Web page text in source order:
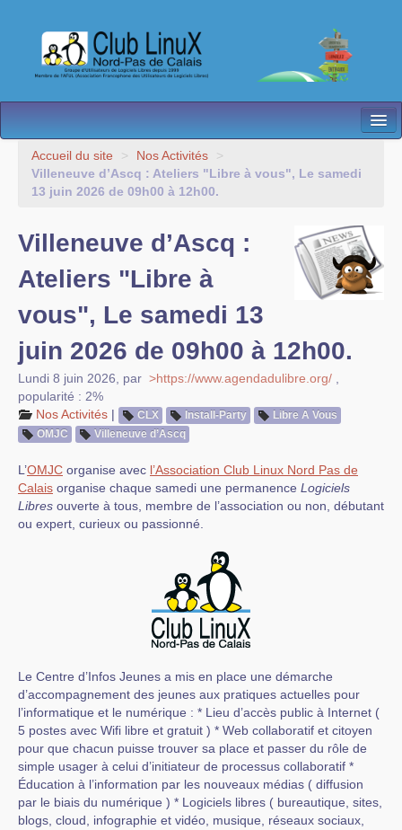
L’Association
Nos Activités
Espace membres
Accueil du site > Nos Activités
>
Villeneuve d’Ascq : Ateliers "Libre à vous", Le samedi
13 juin 2026 de 09h00 à 12h00.
Villeneuve d’Ascq :
Ateliers "Libre à
vous", Le samedi 13
juin 2026 de 09h00 à 12h00.
Lundi 8 juin 2026 par >https://www.agendadulibre.org/
popularité : 2%
Nos Activités | CLX Install-Party
Libre A Vous
OMJC
Villeneuve d’Ascq
L’OMJC organise avec l’Association Club Linux Nord Pas de
Calais organise chaque samedi une permanence Logiciels
Libres ouverte à tous, membre de l’association ou non, débutant
ou expert, curieux ou passionné.
Le Centre d’Infos Jeunes a mis en place une démarche
d’accompagnement des jeunes aux pratiques actuelles pour
l’informatique et le numérique : * Lieu d’accès public à Internet (
5 postes avec Wifi libre et gratuit ) * Web collaboratif et citoyen
pour que chacun puisse trouver sa place et passer du rôle de
simple usager à celui d’initiateur de processus collaboratif *
Éducation à l’information par les nouveaux médias ( diffusion
par le biais du numérique ) * Logiciels libres ( bureautique, sites,
blogs, cloud, infographie et vidéo, musique, réseaux sociaux,